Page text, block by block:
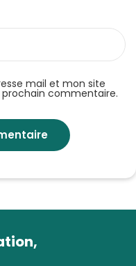
mail et mon site
commentaire.